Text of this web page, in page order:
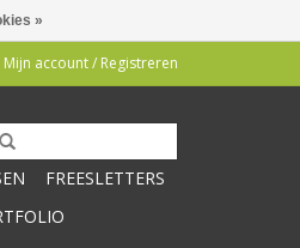
Mijn account / Registreren
FREESLETTERS
»